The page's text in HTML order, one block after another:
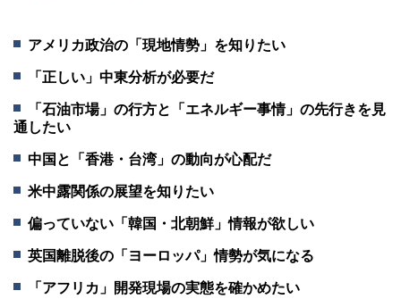
アメリカ政治の「現地情勢」を知りたい
「正しい」中東分析が必要だ
「石油市場」の行方と「エネルギー事情」の先行きを見
通したい
中国と「香港・台湾」の動向が心配だ
米中露関係の展望を知りたい
偏っていない「韓国・北朝鮮」情報が欲しい
英国離脱後の「ヨーロッパ」情勢が気になる
「アフリカ」開発現場の実態を確かめたい